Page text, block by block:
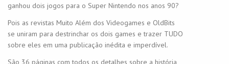
ganhou dois jogos para o Super Nintendo nos anos 90?
Pois as revistas Muito Além dos Videogames e OldBits
se uniram para destrinchar os dois games e trazer TUDO
sobre eles em uma publicação inédita e imperdível.
São 36 páginas com todos os detalhes sobre a história